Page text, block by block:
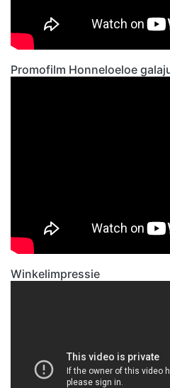
Promofilm Honneloeloe
Winkelimpressie